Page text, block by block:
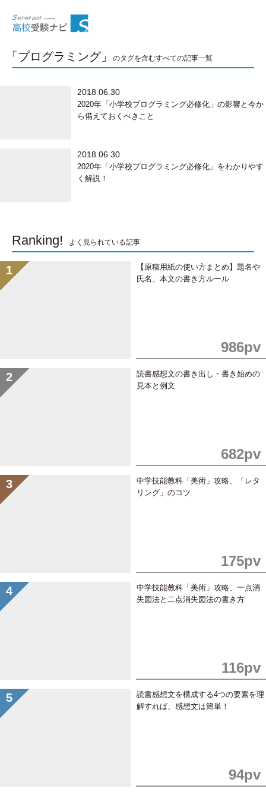
「プログラミング」 のタグを含むすべての記事一覧
2018.06.30
2020年「小学校プログラミング必修化」の影響と今か
ら備えておくべきこと
2018.06.30
2020年「小学校プログラミング必修化」をわかりやす
く解説！
Ranking! よく見られている記事
【原稿用紙の使い方まとめ】題名や
氏名、本文の書き方ルール
986pv
読書感想文の書き出し・書き始めの
見本と例文
682pv
中学技能教科「美術」攻略、「レタ
リング」のコツ
175pv
中学技能教科「美術」攻略、一点消
失図法と二点消失図法の書き方
116pv
読書感想文を構成する4つの要素を理
解すれば、感想文は簡単！
94pv